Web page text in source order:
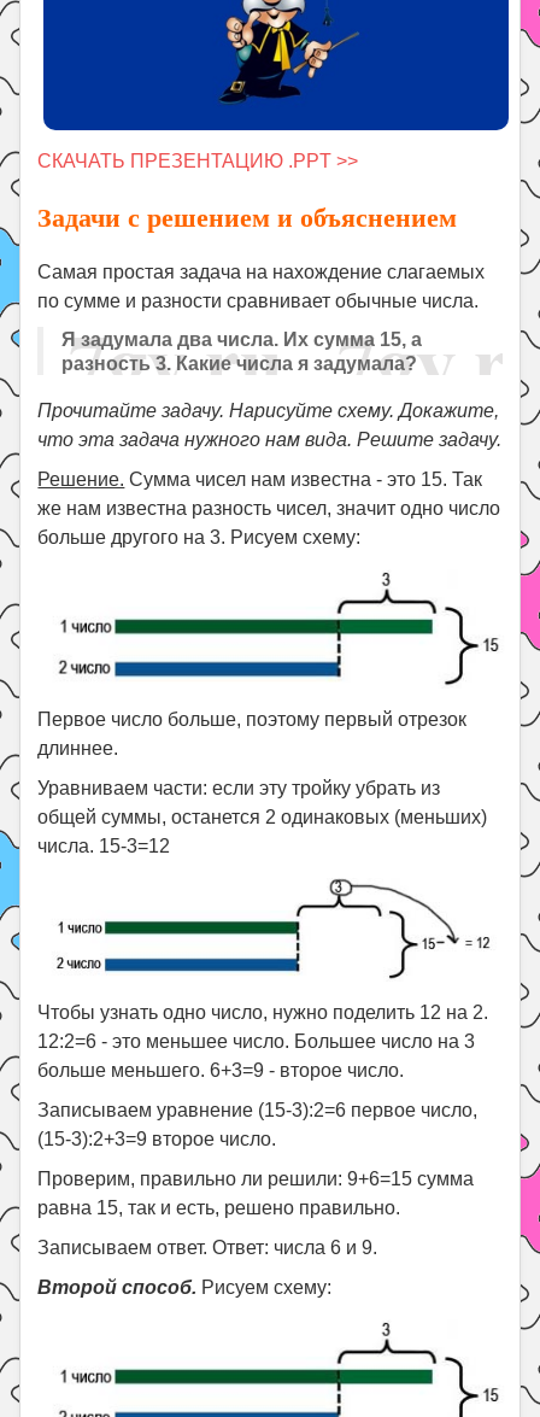
СКАЧАТЬ ПРЕЗЕНТАЦИЮ .PPT >>
Задачи с решением и объяснением
Самая простая задача на нахождение слагаемых
по сумме и разности сравнивает обычные числа.
Я задумала два числа. Их сумма 15, а
разность 3. Какие числа я задумала?
Прочитайте задачу. Нарисуйте схему. Докажите,
что эта задача нужного нам вида. Решите задачу.
Решение. Сумма чисел нам известна - это 15. Так
же нам известна разность чисел, значит одно число
больше другого на 3. Рисуем схему:
Первое число больше, поэтому первый отрезок
длиннее.
Уравниваем части: если эту тройку убрать из
общей суммы, останется 2 одинаковых (меньших)
числа. 15-3=12
Чтобы узнать одно число, нужно поделить 12 на 2.
12:2=6 - это меньшее число. Большее число на 3
больше меньшего. 6+3=9 - второе число.
Записываем уравнение (15-3):2=6 первое число,
(15-3):2+3=9 второе число.
Проверим, правильно ли решили: 9+6=15 сумма
равна 15, так и есть, решено правильно.
Записываем ответ. Ответ: числа 6 и 9.
Второй способ. Рисуем схему: